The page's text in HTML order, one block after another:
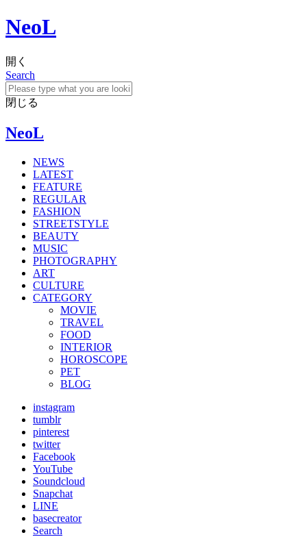
NeoL
開く
Search
閉じる
NeoL
NEWS
LATEST
FEATURE
REGULAR
FASHION
STREETSTYLE
BEAUTY
MUSIC
PHOTOGRAPHY
ART
CULTURE
CATEGORY
MOVIE
TRAVEL
FOOD
INTERIOR
HOROSCOPE
PET
BLOG
instagram
tumblr
pinterest
twitter
Facebook
YouTube
Soundcloud
Snapchat
LINE
basecreator
Search